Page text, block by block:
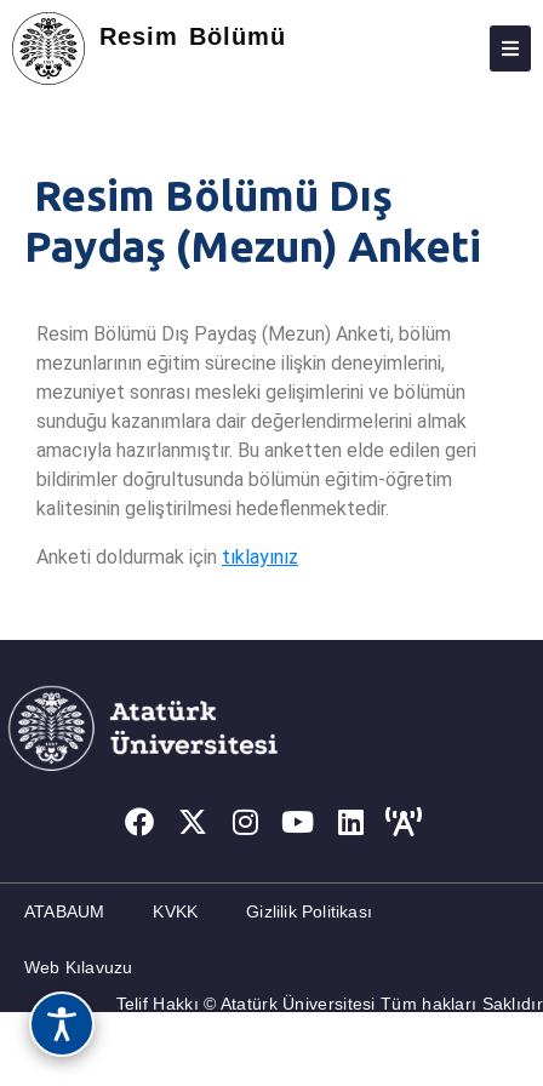
Resim Bölümü
EĞITIM – ÖĞRETIM
ARAŞTIRMA
BAŞVURU VE KABUL
İLETIŞIM
Resim Bölümü Dış
Paydaş (Mezun) Anketi
Resim Bölümü Dış Paydaş (Mezun) Anketi, bölüm
mezunlarının eğitim sürecine ilişkin deneyimlerini,
mezuniyet sonrası mesleki gelişimlerini ve bölümün
sunduğu kazanımlara dair değerlendirmelerini almak
amacıyla hazırlanmıştır. Bu anketten elde edilen geri
bildirimler doğrultusunda bölümün eğitim-öğretim
kalitesinin geliştirilmesi hedeflenmektedir.
Anketi doldurmak için tıklayınız
ATABAUM KVKK Gizlilik Politikası
Web Kılavuzu
Telif Hakkı © Atatürk Üniversitesi Tüm hakları Saklıdır